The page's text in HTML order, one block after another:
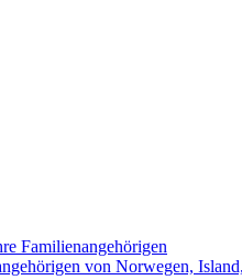
Familienangehörigen
von Norwegen,